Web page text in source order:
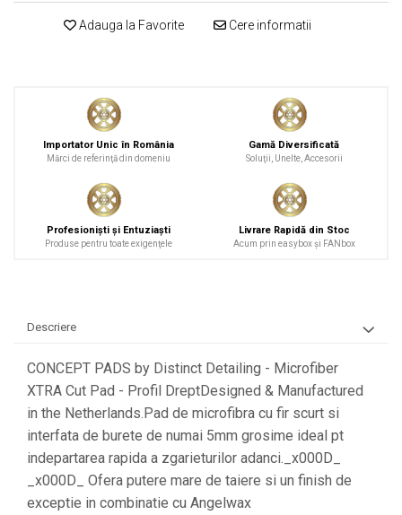
Adauga la Favorite Cere informatii
Importator Unic în România
Mărci de referinţă din domeniu
Gamă Diversificată
Soluţii, Unelte, Accesorii
Profesionişti şi Entuziaşti
Produse pentru toate exigenţele
Livrare Rapidă din Stoc
Acum prin easybox şi FANbox
Descriere
CONCEPT PADS by Distinct Detailing - Microfiber
XTRA Cut Pad - Profil DreptDesigned & Manufactured
in the Netherlands.Pad de microfibra cu fir scurt si
interfata de burete de numai 5mm grosime ideal pt
indepartarea rapida a zgarieturilor adanci._x000D_
_x000D_ Ofera putere mare de taiere si un finish de
exceptie in combinatie cu Angelwax